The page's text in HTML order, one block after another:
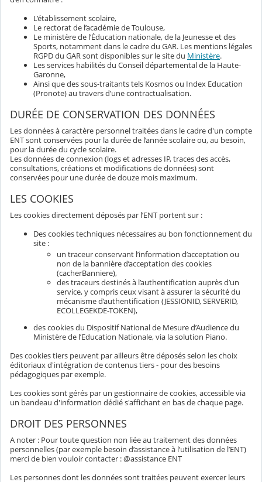
L’établissement scolaire,
Le rectorat de l’académie de Toulouse,
Le ministère de l’Éducation nationale, de la Jeunesse et des
Sports, notamment dans le cadre du GAR. Les mentions légales
RGPD du GAR sont disponibles sur le site du Ministère.
Les services habilités du Conseil départemental de la Haute-
Garonne,
Ainsi que des sous-traitants tels Kosmos ou Index Education
(Pronote) au travers d’une contractualisation.
DURÉE DE CONSERVATION DES DONNÉES
Les données à caractère personnel traitées dans le cadre d'un compte
ENT sont conservées pour la durée de l’année scolaire ou, au besoin,
pour la durée du cycle scolaire.
Les données de connexion (logs et adresses IP, traces des accès,
consultations, créations et modifications de données) sont
conservées pour une durée de douze mois maximum.
LES COOKIES
Les cookies directement déposés par l’ENT portent sur :
Des cookies techniques nécessaires au bon fonctionnement du
site :
un traceur conservant l’information d’acceptation ou
non de la bannière d’acceptation des cookies
(cacherBanniere),
des traceurs destinés à l’authentification auprès d’un
service, y compris ceux visant à assurer la sécurité du
mécanisme d’authentification (JESSIONID, SERVERID,
ECOLLEGEKDE-TOKEN),
des cookies du Dispositif National de Mesure d’Audience du
Ministère de l’Education Nationale, via la solution Piano.
Des cookies tiers peuvent par ailleurs être déposés selon les choix
éditoriaux d'intégration de contenus tiers - pour des besoins
pédagogiques par exemple.
Les cookies sont gérés par un gestionnaire de cookies, accessible via
un bandeau d'information dédié s'affichant en bas de chaque page.
DROIT DES PERSONNES
A noter : Pour toute question non liée au traitement des données
personnelles (par exemple besoin d’assistance à l’utilisation de l’ENT)
merci de bien vouloir contacter : @assistance ENT
Les personnes dont les données sont traitées peuvent exercer leurs